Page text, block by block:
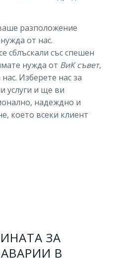
разположение
от нас.
сблъскали със спешен
нужда от ВиК съвет,
Изберете нас за
услуги и ще ви
надеждно и
което всеки клиент
ЗА
В